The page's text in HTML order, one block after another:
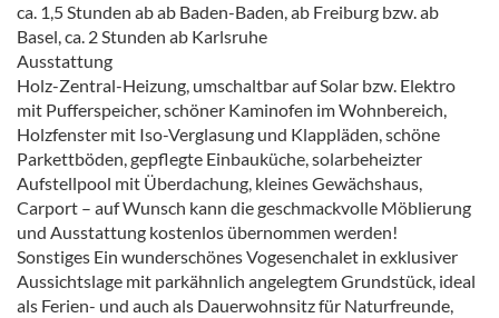
ca. 1,5 Stunden ab ab Baden-Baden, ab Freiburg bzw. ab
Basel, ca. 2 Stunden ab Karlsruhe
Ausstattung
Holz-Zentral-Heizung, umschaltbar auf Solar bzw. Elektro
mit Pufferspeicher, schöner Kaminofen im Wohnbereich,
Holzfenster mit Iso-Verglasung und Klappläden, schöne
Parkettböden, gepflegte Einbauküche, solarbeheizter
Aufstellpool mit Überdachung, kleines Gewächshaus,
Carport – auf Wunsch kann die geschmackvolle Möblierung
und Ausstattung kostenlos übernommen werden!
Sonstiges Ein wunderschönes Vogesenchalet in exklusiver
Aussichtslage mit parkähnlich angelegtem Grundstück, ideal
als Ferien- und auch als Dauerwohnsitz für Naturfreunde,